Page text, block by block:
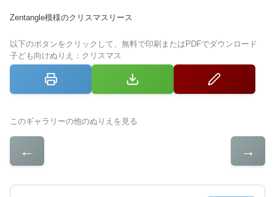
Zentangle模様のクリスマスリース
以下のボタンをクリックして、無料で印刷またはPDFでダウンロード
子ども向けぬりえ：クリスマス
このギャラリーの他のぬりえを見る
← →